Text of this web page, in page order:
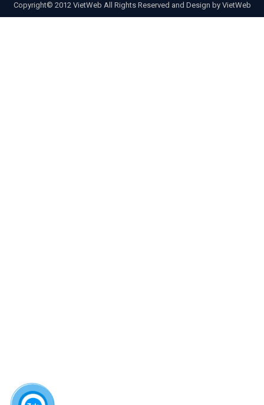
Copyright© 2012 VietWeb All Rights Reserved and Design by VietWeb